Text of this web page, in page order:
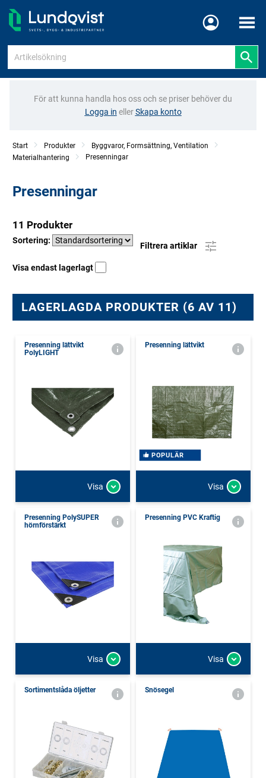
Meny
För att kunna handla hos oss och se priser behöver du
Logga in ellerSkapa konto
Start Produkter
Byggvaror, Formsättning, Ventilation
Materialhantering
Presenningar
Presenningar
11 Produkter
Sortering:
Filtrera artiklar
Visa endast lagerlagt
LAGERLAGDA PRODUKTER (6 AV 11)
Presenning lättvikt
PolyLIGHT
Visa
Presenning lättvikt
POPULÄR
Visa
Presenning PolySUPER
hörnförstärkt
Visa
Presenning PVC Kraftig
Visa
Sortimentslåda öljetter Snösegel